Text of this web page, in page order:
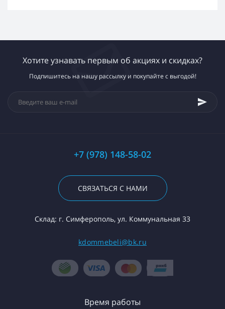
Хотите узнавать первым об акциях и скидках?
Подпишитесь на нашу рассылку и покупайте с выгодой!
+7 (978) 148-58-02
СВЯЗАТЬСЯ С НАМИ
Склад: г. Симферополь, ул. Коммунальная 33
kdommebeli@bk.ru
Время работы